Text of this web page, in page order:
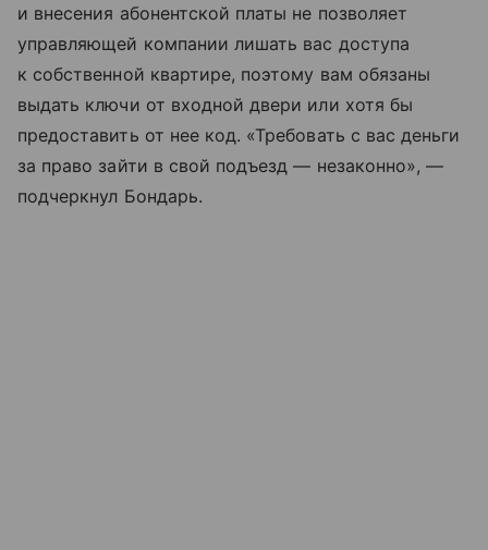
и внесения абонентской платы не позволяет
управляющей компании лишать вас доступа
к собственной квартире, поэтому вам обязаны
выдать ключи от входной двери или хотя бы
предоставить от нее код. «Требовать с вас деньги
за право зайти в свой подъезд — незаконно», —
подчеркнул Бондарь.